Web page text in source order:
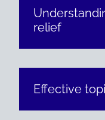
relief
Effective